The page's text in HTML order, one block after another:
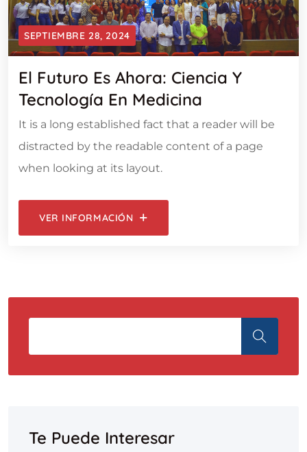
SEPTIEMBRE 28, 2024
El Futuro Es Ahora: Ciencia Y
Tecnología En Medicina
It is a long established fact that a reader will be
distracted by the readable content of a page
when looking at its layout.
VER INFORMACIÓN
Te Puede Interesar